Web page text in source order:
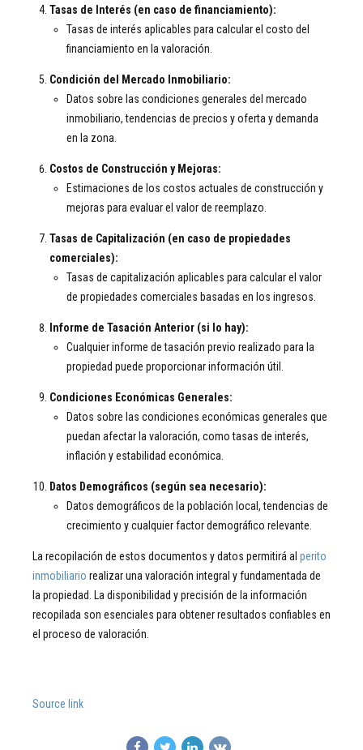
Tasas de Interés (en caso de financiamiento):
Tasas de interés aplicables para calcular el costo del
financiamiento en la valoración.
Condición del Mercado Inmobiliario:
Datos sobre las condiciones generales del mercado
inmobiliario, tendencias de precios y oferta y demanda
en la zona.
Costos de Construcción y Mejoras:
Estimaciones de los costos actuales de construcción y
mejoras para evaluar el valor de reemplazo.
Tasas de Capitalización (en caso de propiedades
comerciales):
Tasas de capitalización aplicables para calcular el valor
de propiedades comerciales basadas en los ingresos.
Informe de Tasación Anterior (si lo hay):
Cualquier informe de tasación previo realizado para la
propiedad puede proporcionar información útil.
Condiciones Económicas Generales:
Datos sobre las condiciones económicas generales que
puedan afectar la valoración, como tasas de interés,
inflación y estabilidad económica.
Datos Demográficos (según sea necesario):
Datos demográficos de la población local, tendencias de
crecimiento y cualquier factor demográfico relevante.
La recopilación de estos documentos y datos permitirá al perito
inmobiliario realizar una valoración integral y fundamentada de
la propiedad. La disponibilidad y precisión de la información
recopilada son esenciales para obtener resultados confiables en
el proceso de valoración.
Source link